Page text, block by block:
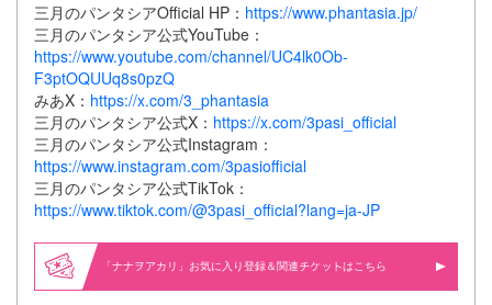
三月のパンタシアOfficial HP： https://www.phantasia.jp/
三月のパンタシア公式YouTube：
https://www.youtube.com/channel/UC4lk0Ob-
F3ptOQUUq8s0pzQ
みあX： https://x.com/3_phantasia
三月のパンタシア公式X： https://x.com/3pasi_official
三月のパンタシア公式Instagram：
https://www.instagram.com/3pasiofficial
三月のパンタシア公式TikTok：
https://www.tiktok.com/@3pasi_official?lang=ja-JP
「ナナヲアカリ」お気に入り登録＆関連 はこちら